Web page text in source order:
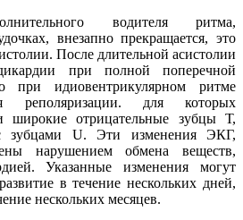
водителя ритма,
внезапно прекращается, это
После длительной асистолии
при полной поперечной
при идиовентрикулярном ритме
реполяризации. для которых
широкие отрицательные зубцы Т,
зубцами U. Эти изменения ЭКГ,
нарушением обмена веществ,
Указанные изменения могут
в течение нескольких дней,
нескольких месяцев.